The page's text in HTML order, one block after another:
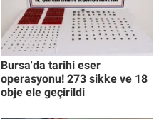
Bursa'da tarihi eser
operasyonu! 273 sikke ve 18
obje ele geçirildi